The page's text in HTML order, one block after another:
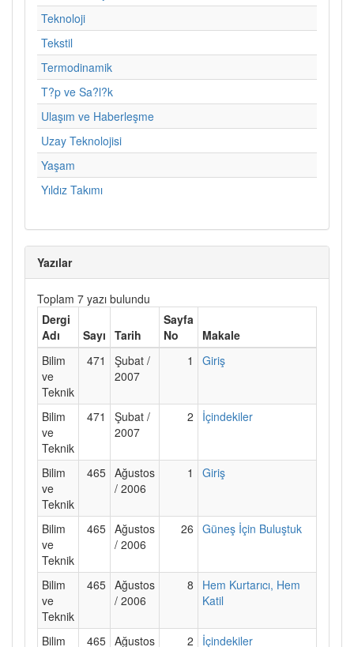
Teknoloji
Tekstil
Termodinamik
T?p ve Sa?l?k
Ulaşım ve Haberleşme
Uzay Teknolojisi
Yaşam
Yıldız Takımı
Yazılar
Toplam 7 yazı bulundu
Dergi
Adı
Sayı Tarih
Sayfa
No
Makale
Bilim
ve
Teknik
471
Şubat /
2007
1 Giriş
Bilim
ve
Teknik
471
Şubat /
2007
2 İçindekiler
Bilim
ve
Teknik
465 Ağustos
/ 2006
1 Giriş
Bilim
ve
Teknik
465 Ağustos
/ 2006
26 Güneş İçin Buluştuk
Bilim
ve
Teknik
465 Ağustos
/ 2006
8
Hem Kurtarıcı, Hem
Katil
Bilim 465 Ağustos 2 İçindekiler